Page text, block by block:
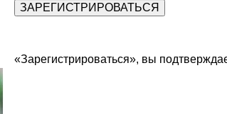
«Зарегистрироваться», вы